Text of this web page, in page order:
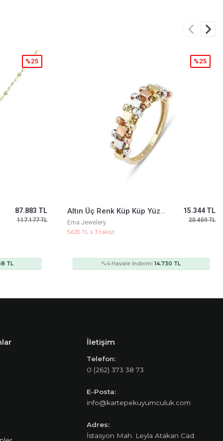
15.344 TL
20.459 TL
%25
TL
Taşlı Ejderha Charm
Ema Jewelery
16.649 TL x 3 taksit
45.336 TL
60.448 TL
%25
%4 Havale İndirimi 43.523 TL
İletişim
Telefon:
0 (262) 373 38 73
E-Posta:
info@kartepekuyumculuk.com
Adres:
İstasyon Mah. Leyla Atakan Cad.